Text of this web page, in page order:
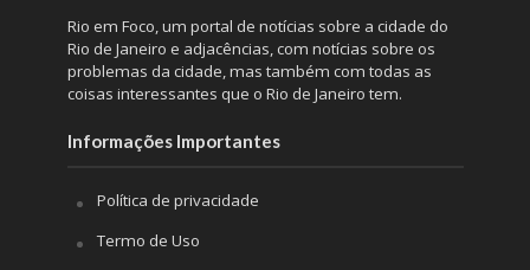
Rio em Foco, um portal de notícias sobre a cidade do
Rio de Janeiro e adjacências, com notícias sobre os
problemas da cidade, mas também com todas as
coisas interessantes que o Rio de Janeiro tem.
Informações Importantes
Política de privacidade
Termo de Uso